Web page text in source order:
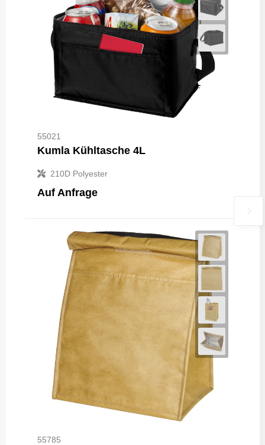
55021
Kumla Kühltasche 4L
210D Polyester
Auf Anfrage
55785